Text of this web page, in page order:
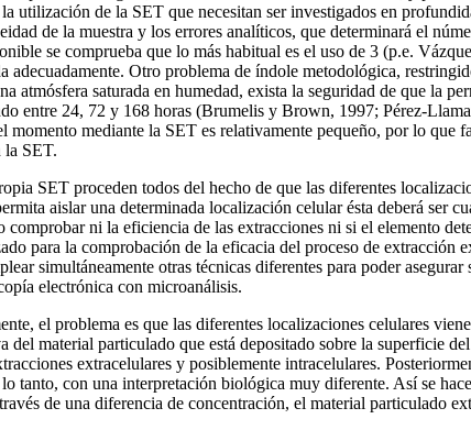
la utilización de la SET que necesitan ser investigados en
de la muestra y los errores analíticos, que determinará el
se comprueba que lo más habitual es el uso de 3 (p.e.
adecuadamente. Otro problema de índole metodológica,
atmósfera saturada en humedad, exista la seguridad de que la
entre 24, 72 y 168 horas (Brumelis y Brown, 1997; Pérez-
momento mediante la SET es relativamente pequeño, por lo
la SET.
SET proceden todos del hecho de que las diferentes
aislar una determinada localización celular ésta deberá ser
comprobar ni la eficiencia de las extracciones ni si el elemento
para la comprobación de la eficacia del proceso de
simultáneamente otras técnicas diferentes para poder
electrónica con microanálisis.
el problema es que las diferentes localizaciones celulares
del material particulado que está depositado sobre la superficie
extracelulares y posiblemente intracelulares.
tanto, con una interpretación biológica muy diferente. Así se
de una diferencia de concentración, el material particulado